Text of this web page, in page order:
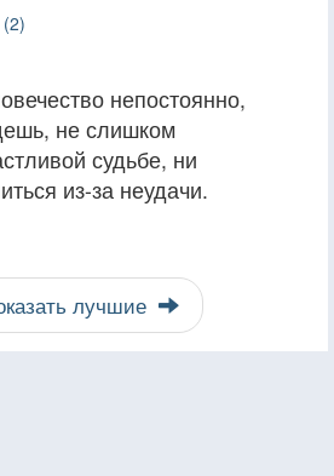
непостоянно,
не слишком
судьбе, ни
из-за неудачи.
лучшие